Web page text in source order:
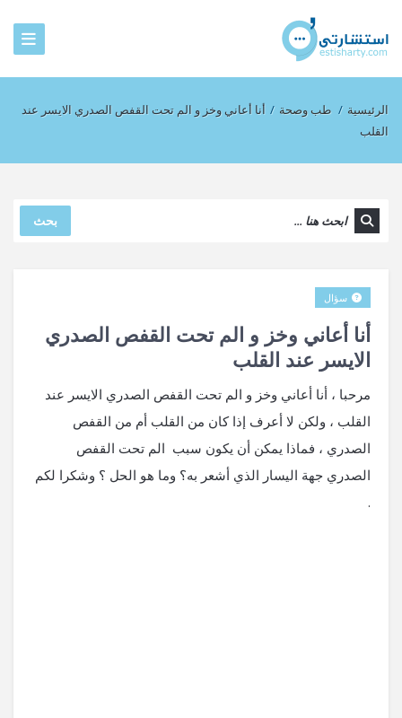
الرئيسية / طب وصحة / أنا أعاني وخز و الم تحت القفص الصدري الايسر عند
القلب
بحث
أنا أعاني وخز و الم تحت القفص الصدري
الايسر عند القلب
سؤال
مرحبا ، أنا أعاني وخز و الم تحت القفص الصدري الايسر عند
القلب ، ولكن لا أعرف إذا كان من القلب أم من القفص
الصدري ، فماذا يمكن أن يكون سبب الم تحت القفص
الصدري جهة اليسار الذي أشعر به؟ وما هو الحل ؟ وشكرا لكم
.